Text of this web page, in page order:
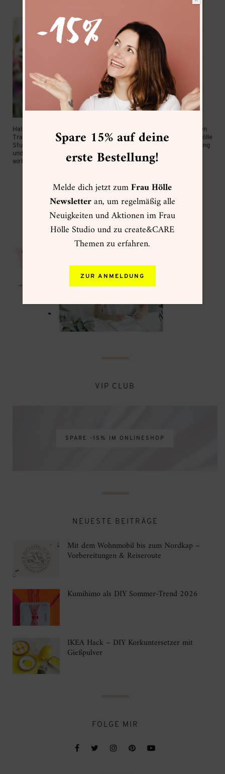
Hallo, ich bin Frau Hölle aus München! Seit Mai 2016 lebe ich meinen
Traum als “Lettering/Watercolor Artist & Coach”. Mit dem “Frau Hölle
Studio” verbreite ich die Faszination der modernen Schriftgestaltung
und Aquarellmalerei und beweise dabei immer wieder, dass Kunst
wirklich jeder kann!Mehr von mir »
ACADEMY ONLINEKURSE
VIP CLUB
SPARE -15% IM ONLINESHOP
NEUESTE BEITRÄGE
Mit dem Wohnmobil bis zum Nordkap –
Vorbereitungen & Reiseroute
Kumihimo als DIY Sommer-Trend 2026
IKEA Hack – DIY Korkuntersetzer mit
Gießpulver
FOLGE MIR
Spare 15% auf deine
erste Bestellung!
Melde dich jetzt zumFrau Hölle
Newsletteran, um regelmäßig alle
Neuigkeiten und Aktionen im Frau
Hölle Studio und zu create&CARE
Themen zu erfahren.
ZUR ANMELDUNG